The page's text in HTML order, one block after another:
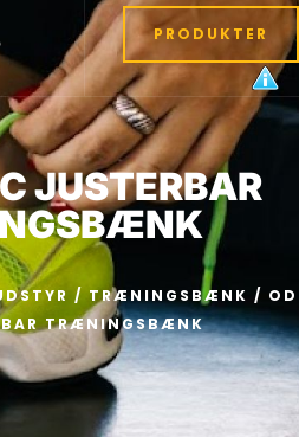
PRODUKTER
JUSTERBAR
/ TRÆNINGSBÆNK /
TRÆNINGSBÆNK